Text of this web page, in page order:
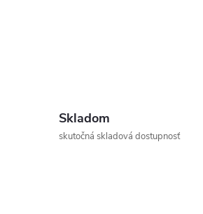
Skladom
skutočná skladová dostupnosť